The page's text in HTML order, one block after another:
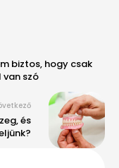
biztos, hogy csak
szó
és